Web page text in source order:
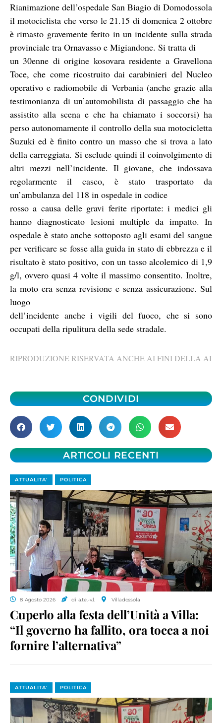
Rianimazione dell’ospedale San Biagio di Domodossola
il motociclista che verso le 21.15 di domenica 2 ottobre
è rimasto gravemente ferito in un incidente sulla strada
provinciale tra Ornavasso e Migiandone. Si tratta di
un 30enne di origine kosovara residente a Gravellona
Toce, che come ricostruito dai carabinieri del Nucleo
operativo e radiomobile di Verbania (anche grazie alla
testimonianza di un’automobilista di passaggio che ha
assistito alla scena e che ha chiamato i soccorsi) ha
perso autonomamente il controllo della sua motocicletta
Suzuki ed è finito contro un masso che si trova a lato
della carreggiata. Si esclude quindi il coinvolgimento di
altri mezzi nell’incidente. Il giovane, che indossava
regolarmente il casco, è stato trasportato da
un’ambulanza del 118 in ospedale in codice
rosso a causa delle gravi ferite riportate: i medici gli
hanno diagnosticato lesioni multiple da impatto. In
ospedale è stato anche sottoposto agli esami del sangue
per verificare se fosse alla guida in stato di ebbrezza e il
risultato è stato positivo, con un tasso alcolemico di 1,9
g/l, ovvero quasi 4 volte il massimo consentito. Inoltre,
la moto era senza revisione e senza assicurazione. Sul
luogo
dell’incidente anche i vigili del fuoco, che si sono
occupati della ripulitura della sede stradale.
RIPRODUZIONE RISERVATA ANCHE AI FINI DELLA AI
CONDIVIDI
ARTICOLI RECENTI
ATTUALITA' POLITICA
8 Agosto 2026 di a.te.-v.l. Villadossola
Cuperlo alla festa dell’Unità a Villa:
“Il governo ha fallito, ora tocca a noi
fornire l’alternativa”
ATTUALITA' POLITICA